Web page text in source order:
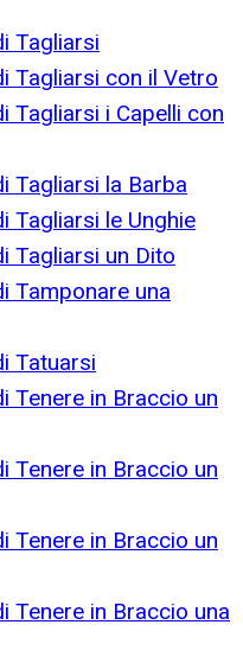
Tagliarsi
Tagliarsi con il Vetro
Tagliarsi i Capelli con
Tagliarsi la Barba
Tagliarsi le Unghie
Tagliarsi un Dito
Tamponare una
Tatuarsi
Tenere in Braccio un
Tenere in Braccio un
Tenere in Braccio un
Tenere in Braccio una